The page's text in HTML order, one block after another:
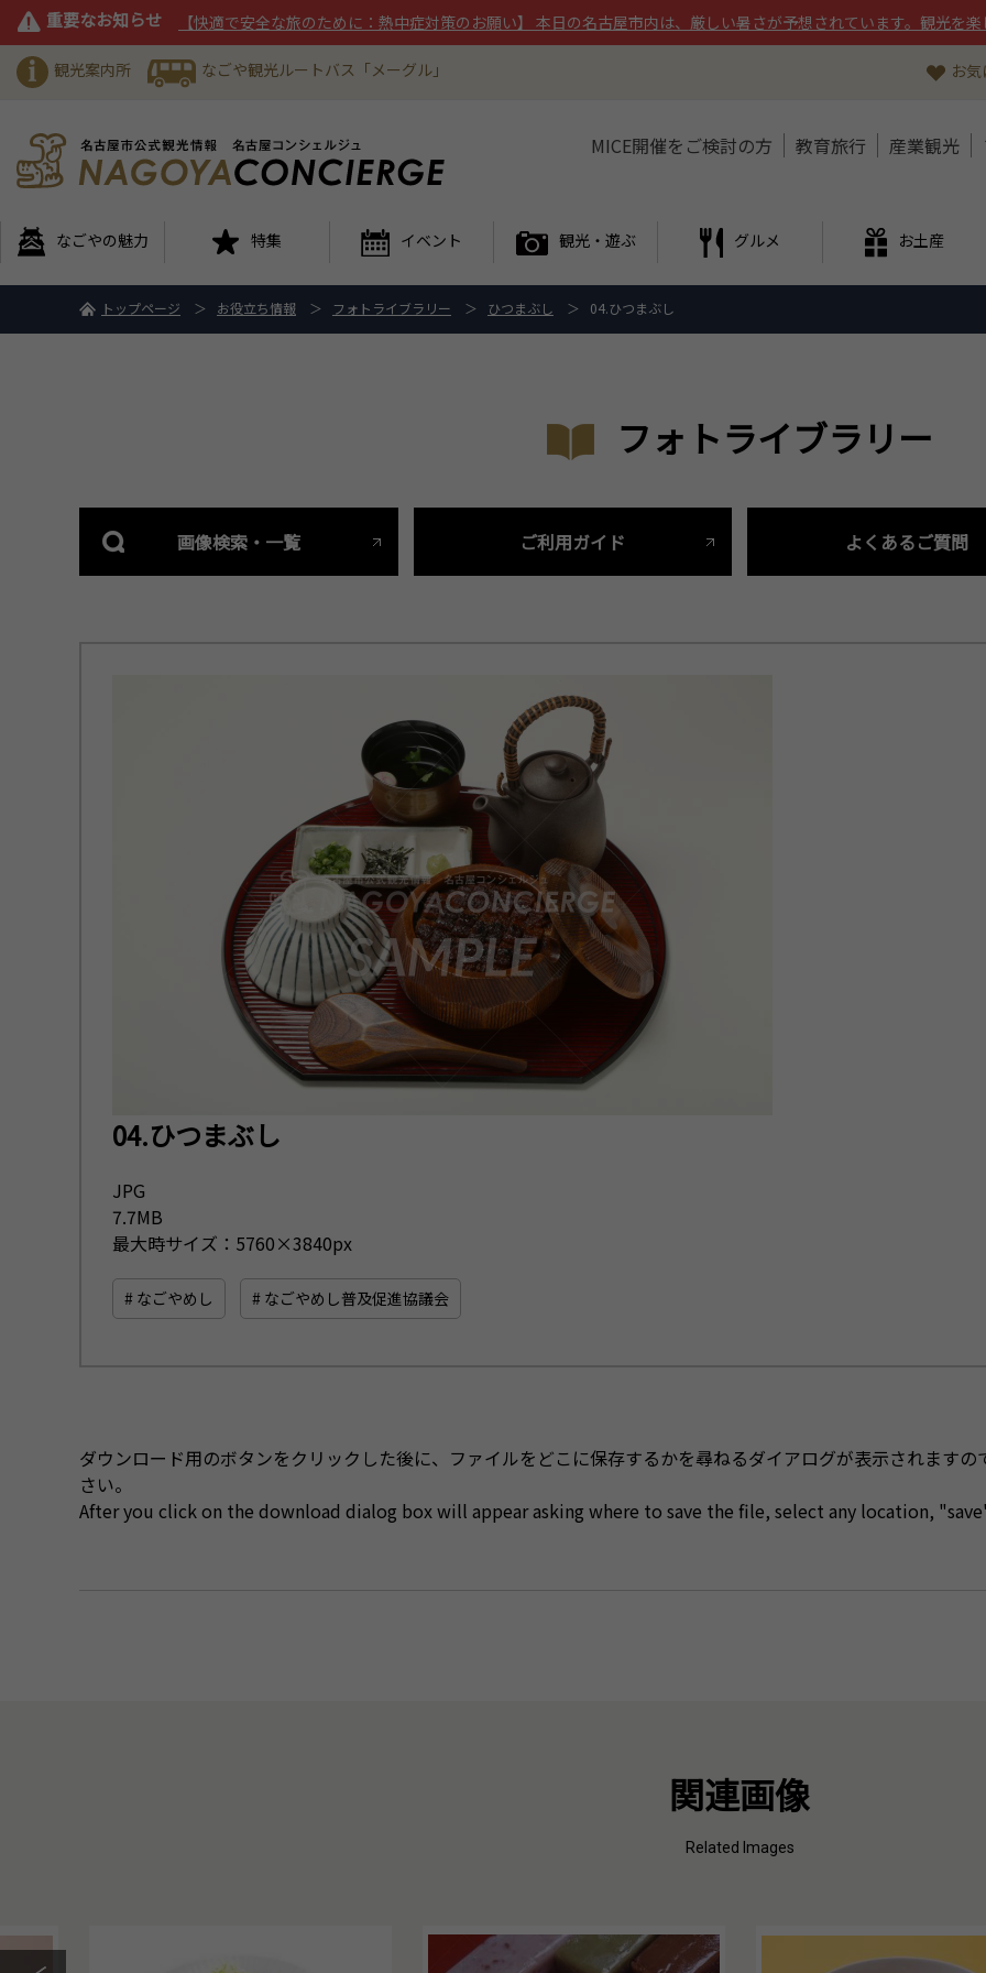
重要なお知らせ 【快適で安全な旅のために：熱中症対策のお願い】 本日の名古屋市内は、厳しい暑さが予想されています。観光を
観光案内所 なごや観光ルートバス「メーグル」 お
MICE開催をご検討の方 教育旅行 産業観光
なごやの魅力 特集 イベント 観光・遊ぶ グルメ お土産
トップページ お役立ち情報 フォトライブラリー ひつまぶし 04.ひつまぶし
フォトライブラリー
画像検索・一覧 ご利用ガイド よくあるご質問
04.ひつまぶし
JPG
7.7MB
最大時サイズ：5760×3840px
# なごやめし # なごやめし普及促進協議会
ダウンロード用のボタンをクリックした後に、ファイルをどこに保存するかを尋ねるダイアログが表示されます
さい。
After you click on the download dialog box will appear asking where to save the file, select any location,
関連画像
Related Images